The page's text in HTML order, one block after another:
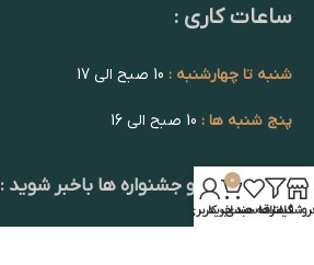
ساعات کاری :
شنبه تا چهارشنبه :
پنج شنبه ها :
از تخفیف ها و جشنواره ها باخبر شوید :
فیلترها
علاقه مندی
0
سبد خرید
حساب کاربری من